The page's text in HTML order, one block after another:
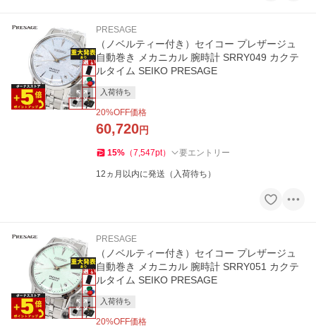
PRESAGE
（ノベルティー付き）セイコー プレザージュ
自動巻き メカニカル 腕時計 SRRY049 カクテ
ルタイム SEIKO PRESAGE
入荷待ち
20%OFF価格
60,720円
15% （7,547pt） 要エントリー
12ヵ月以内に発送（入荷待ち）
PRESAGE
（ノベルティー付き）セイコー プレザージュ
自動巻き メカニカル 腕時計 SRRY051 カクテ
ルタイム SEIKO PRESAGE
入荷待ち
20%OFF価格